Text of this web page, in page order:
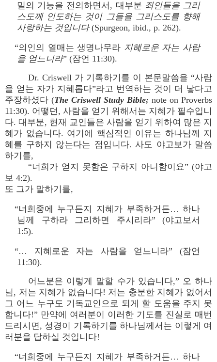
밀의 기능을 전의하면서, 대부분 죄인들을 그리
스도께 인도하는 것이 그들을 그리스도를 향해
사랑하는 것입니다(Spurgeon, ibid., p. 262).
“의인의 열매는 생명나무라 지혜로운 자는 사람
을 얻느니라” (잠언 11:30).
Dr. Criswell 가 기록하기를 이 본문말씀을 “사람
을 얻는 자가 지혜롭다”라고 번역하는 것이 더 낳다고
주장하셨다 (The Criswell Study Bible; note on Proverbs
11:30). 어떻던, 사람을 얻기 위해서는 지혜가 필수입니
다. 대부분, 현재 교인들은 사람을 얻기 위하여 많은 지
혜가 없습니다. 여기에 핵심적인 이유는 하나님께 지
혜를 구하지 않는다는 점입니다. 사도 야고보가 말씀
하기를,
“너희가 얻지 못함은 구하지 아니함이요” (야고
보 4:2).
또 그가 말하기를,
“너희중에 누구든지 지혜가 부족하거든… 하나
님께 구하라 그리하면 주시리라” (야고보서
1:5).
“… 지혜로운 자는 사람을 얻느니라” (잠언
11:30).
어느분은 이렇게 말할 수가 있습니다,” 오 하나
님, 저는 지혜가 없습니다! 저는 충분한 지혜가 없어서
그 어느 누구도 기독교인으로 되게 할 도움을 주지 못
합니다!” 만약에 여러분이 이러한 기도를 진실로 매번
드리시면, 성경이 기록하기를 하나님께서는 이렇게 여
러분을 답하실 것입니다!
“너희중에 누구든지 지혜가 부족하거든… 하나